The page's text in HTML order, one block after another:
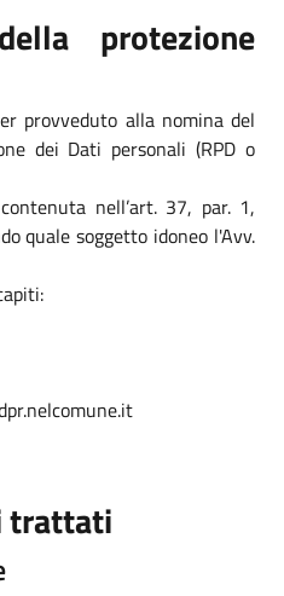
protezione
provveduto alla nomina del
dei Dati personali (RPD o
nell’art. 37, par. 1,
quale soggetto idoneo l'Avv.
trattati